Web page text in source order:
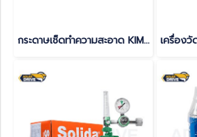
กระดาษเช็ดทำความสะอาด KIMBERLY-CLARK (แพ็ค 100 แผ่น) สีน้ำตาล